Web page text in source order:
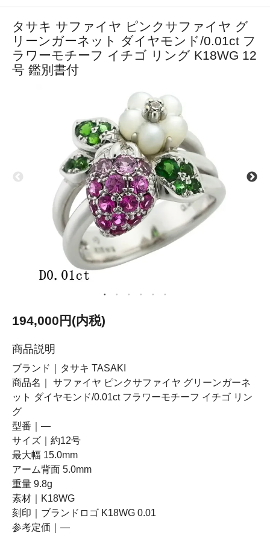
タサキ サファイヤ ピンクサファイヤ グ
リーンガーネット ダイヤモンド/0.01ct フ
ラワーモチーフ イチゴ リング K18WG 12
号 鑑別書付
194,000円(内税)
商品説明
ブランド｜タサキ TASAKI
商品名｜ サファイヤ ピンクサファイヤ グリーンガーネ
ット ダイヤモンド/0.01ct フラワーモチーフ イチゴ リン
グ
型番｜―
サイズ｜約12号
最大幅 15.0mm
アーム背面 5.0mm
重量 9.8g
素材｜K18WG
刻印｜ブランドロゴ K18WG 0.01
参考定価｜―